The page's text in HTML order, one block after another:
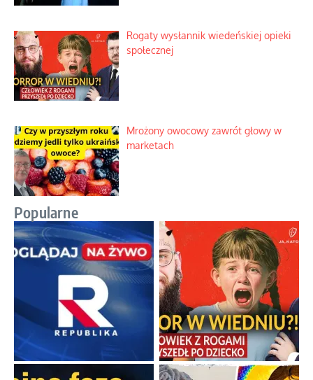
Rogaty wysłannik wiedeńskiej opieki
społecznej
Mrożony owocowy zawrót głowy w
marketach
Popularne